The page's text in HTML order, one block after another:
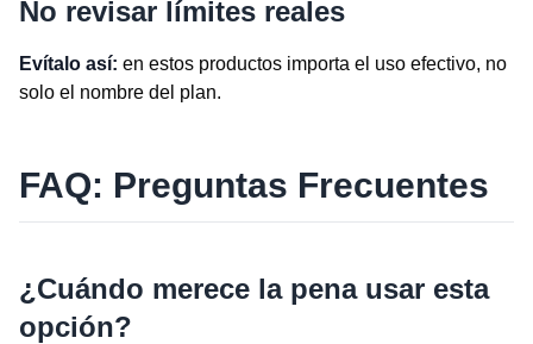
No revisar límites reales
Evítalo así: en estos productos importa el uso efectivo, no
solo el nombre del plan.
FAQ: Preguntas Frecuentes
¿Cuándo merece la pena usar esta
opción?